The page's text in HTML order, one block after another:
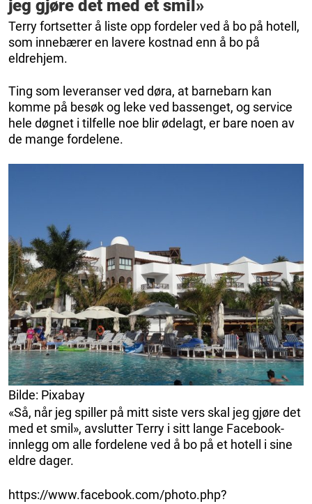
jeg gjøre det med et smil»
Terry fortsetter å liste opp fordeler ved å bo på hotell,
som innebærer en lavere kostnad enn å bo på
eldrehjem.
Ting som leveranser ved døra, at barnebarn kan
komme på besøk og leke ved bassenget, og service
hele døgnet i tilfelle noe blir ødelagt, er bare noen av
de mange fordelene.
Bilde: Pixabay
«Så, når jeg spiller på mitt siste vers skal jeg gjøre det
med et smil», avslutter Terry i sitt lange Facebook-
innlegg om alle fordelene ved å bo på et hotell i sine
eldre dager.
https://www.facebook.com/photo.php?